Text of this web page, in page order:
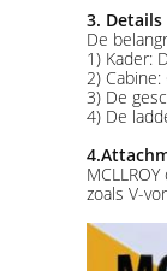
3.
De
1) Kader:
2)
3) De
4) De
zoals V-